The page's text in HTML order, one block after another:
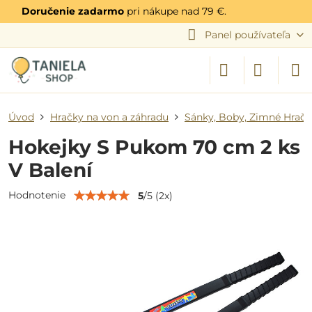
Doručenie zadarmo pri nákupe nad 79 €.
Panel používateľa
Úvod Hračky na von a záhradu Sánky, Boby, Zimné
Hokejky S Pukom 70 cm 2 ks
V Balení
Hodnotenie 5/5 (2x)